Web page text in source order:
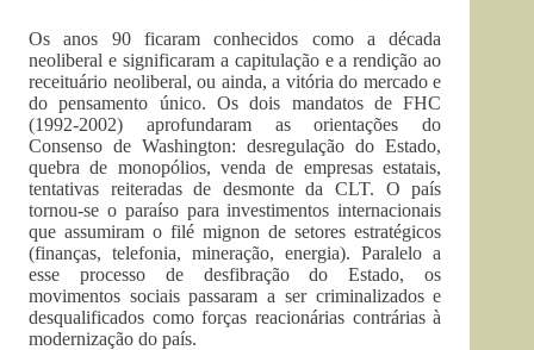
Os anos 90 ficaram conhecidos como a década
neoliberal e significaram a capitulação e a rendição ao
receituário neoliberal, ou ainda, a vitória do mercado e
do pensamento único. Os dois mandatos de FHC
(1992-2002) aprofundaram as orientações do
Consenso de Washington: desregulação do Estado,
quebra de monopólios, venda de empresas estatais,
tentativas reiteradas de desmonte da CLT. O país
tornou-se o paraíso para investimentos internacionais
que assumiram o filé mignon de setores estratégicos
(finanças, telefonia, mineração, energia). Paralelo a
esse processo de desfibração do Estado, os
movimentos sociais passaram a ser criminalizados e
desqualificados como forças reacionárias contrárias à
modernização do país.